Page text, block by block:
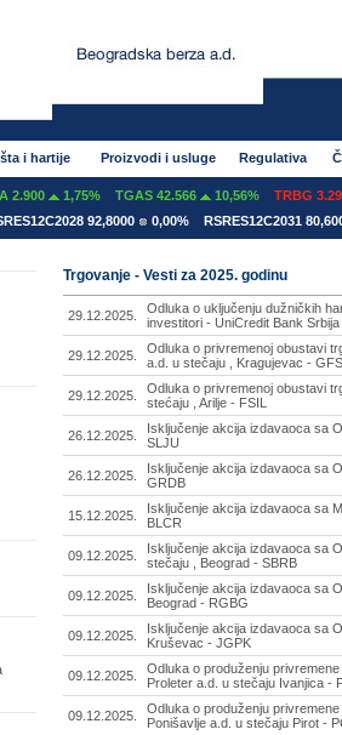
i hartije Proizvodi i usluge Regulativa
1,75% TGAS 42.566 10,56% TRBG 3.293
-
92,8000 0,00% RSRES12C2031 80,6000
Trgovanje - Vesti za 2025. godinu
29.12.2025.
Odluka o uključenju dužničkih
investitori - UniCredit Bank
29.12.2025.
Odluka o privremenoj obustavi
a.d. u stečaju , Kragujevac -
29.12.2025.
Odluka o privremenoj obustavi
stećaju , Arilje - FSIL
26.12.2025.
Isključenje akcija izdavaoca sa
SLJU
26.12.2025.
Isključenje akcija izdavaoca sa
GRDB
15.12.2025.
Isključenje akcija izdavaoca sa
BLCR
09.12.2025.
Isključenje akcija izdavaoca sa
stečaju , Beograd - SBRB
09.12.2025.
Isključenje akcija izdavaoca sa
Beograd - RGBG
09.12.2025.
Isključenje akcija izdavaoca sa
Kruševac - JGPK
09.12.2025.
Odluka o produženju
Proleter a.d. u stečaju Ivanjica -
09.12.2025.
Odluka o produženju
Ponišavlje a.d. u stečaju Pirot -